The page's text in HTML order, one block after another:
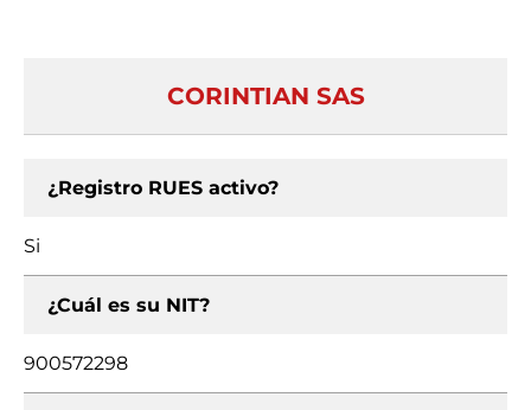
CORINTIAN SAS
¿Registro RUES activo?
Si
¿Cuál es su NIT?
900572298